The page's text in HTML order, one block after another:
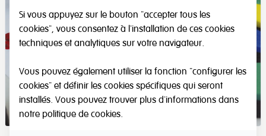
Si vous appuyez sur le bouton "accepter tous les
cookies", vous consentez à l'installation de ces cookies
techniques et analytiques sur votre navigateur.
Vous pouvez également utiliser la fonction "configurer les
cookies" et définir les cookies spécifiques qui seront
installés. Vous pouvez trouver plus d'informations dans
notre politique de cookies.